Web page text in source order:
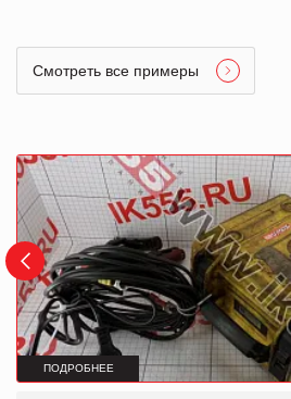
Смотреть все примеры
ПОДРОБНЕЕ